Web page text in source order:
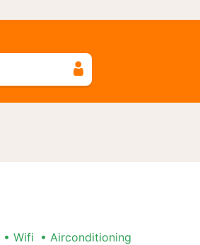
Wifi Airconditioning